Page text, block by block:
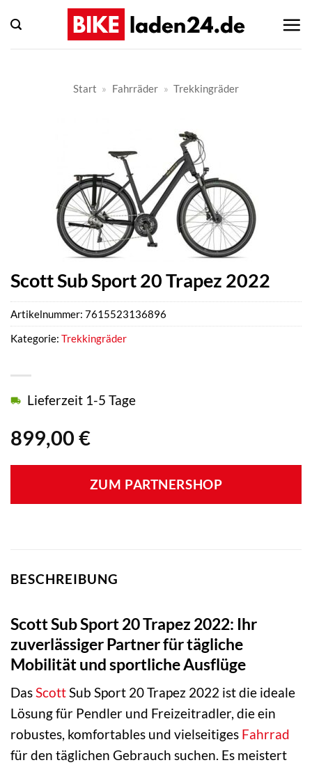
Inhalt
springen
Start » Fahrräder » Trekkingräder
Scott Sub Sport 20 Trapez 2022
899,00 €
Lieferzeit 1-5 Tage
ZUM PARTNERSHOP
Artikelnummer: 7615523136896
Kategorie: Trekkingräder
BESCHREIBUNG
Scott Sub Sport 20 Trapez 2022: Ihr
zuverlässiger Partner für tägliche
Mobilität und sportliche Ausflüge
DasScottSub Sport 20 Trapez 2022 ist die ideale
Lösung für Pendler und Freizeitradler, die ein
robustes, komfortables und vielseitiges Fahrrad
für den täglichen Gebrauch suchen. Es meistert